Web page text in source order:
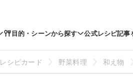
目的・シーンから探す 公式レシピ記事
レシピカード 野菜料理 和え物